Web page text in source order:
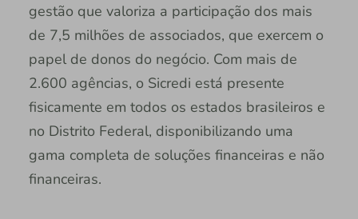
gestão que valoriza a participação dos mais
de 7,5 milhões de associados, que exercem o
papel de donos do negócio. Com mais de
2.600 agências, o Sicredi está presente
fisicamente em todos os estados brasileiros e
no Distrito Federal, disponibilizando uma
gama completa de soluções financeiras e não
financeiras.